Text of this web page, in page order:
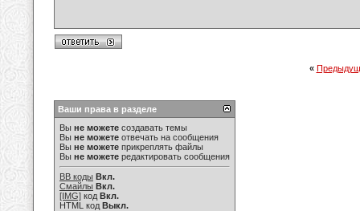
«
Ваши права в разделе
Вы не можете создавать темы
Вы не можете отвечать на сообщения
Вы не можете прикреплять файлы
Вы не можете редактировать сообщения
BB коды Вкл.
Смайлы Вкл.
[IMG] код Вкл.
HTML код Выкл.